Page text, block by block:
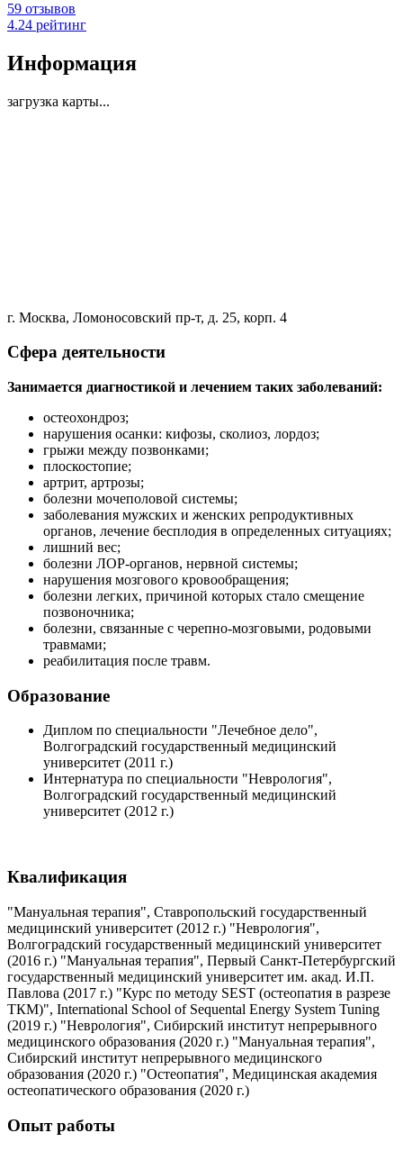
59 отзывов
4.24 рейтинг
Информация
загрузка карты...
г. Москва, Ломоносовский пр-т, д. 25, корп. 4
Сфера деятельности
Занимается диагностикой и лечением таких заболеваний:
остеохондроз;
нарушения осанки: кифозы, сколиоз, лордоз;
грыжи между позвонками;
плоскостопие;
артрит, артрозы;
болезни мочеполовой системы;
заболевания мужских и женских репродуктивных
органов, лечение бесплодия в определенных ситуациях;
лишний вес;
болезни ЛОР-органов, нервной системы;
нарушения мозгового кровообращения;
болезни легких, причиной которых стало смещение
позвоночника;
болезни, связанные с черепно-мозговыми, родовыми
травмами;
реабилитация после травм.
Образование
Диплом по специальности "Лечебное дело",
Волгоградский государственный медицинский
университет (2011 г.)
Интернатура по специальности "Неврология",
Волгоградский государственный медицинский
университет (2012 г.)
Квалификация
"Мануальная терапия", Ставропольский государственный
медицинский университет (2012 г.) "Неврология",
Волгоградский государственный медицинский университет
(2016 г.) "Мануальная терапия", Первый Санкт-Петербургский
государственный медицинский университет им. акад. И.П.
Павлова (2017 г.) "Курс по методу SEST (остеопатия в разрезе
ТКМ)", International School of Sequental Energy System Tuning
(2019 г.) "Неврология", Сибирский институт непрерывного
медицинского образования (2020 г.) "Мануальная терапия",
Сибирский институт непрерывного медицинского
образования (2020 г.) "Остеопатия", Медицинская академия
остеопатического образования (2020 г.)
Опыт работы